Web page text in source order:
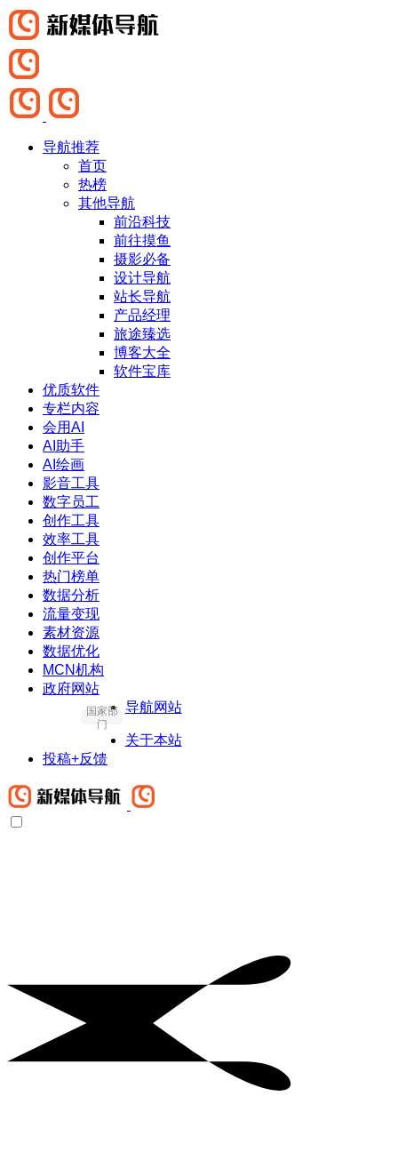
导航推荐
首页
热榜
其他导航
前沿科技
前往摸鱼
摄影必备
设计导航
站长导航
产品经理
旅途臻选
博客大全
软件宝库
优质软件
专栏内容
会用AI
AI助手
AI绘画
影音工具
数字员工
创作工具
效率工具
创作平台
热门榜单
数据分析
流量变现
素材资源
数据优化
MCN机构
政府网站
国家部
门
导航网站
关于本站
投稿+反馈